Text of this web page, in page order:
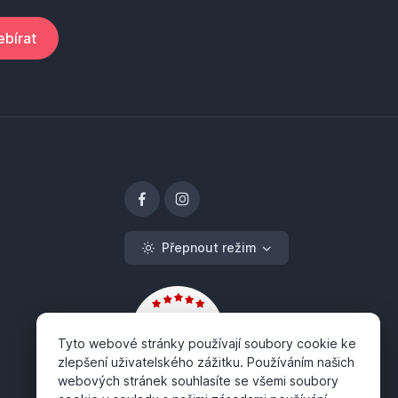
Přepnout režim
Tyto webové stránky používají soubory cookie ke
zlepšení uživatelského zážitku. Používáním našich
webových stránek souhlasíte se všemi soubory